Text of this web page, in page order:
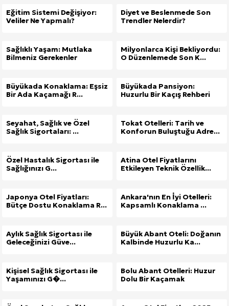
Eğitim Sistemi Değişiyor:
Veliler Ne Yapmalı?
Diyet ve Beslenmede Son
Trendler Nelerdir?
Sağlıklı Yaşam: Mutlaka
Bilmeniz Gerekenler
Milyonlarca Kişi Bekliyordu:
O Düzenlemede Son K...
Büyükada Konaklama: Eşsiz
Bir Ada Kaçamağı R...
Büyükada Pansiyon:
Huzurlu Bir Kaçış Rehberi
Seyahat, Sağlık ve Özel
Sağlık Sigortaları: ...
Tokat Otelleri: Tarih ve
Konforun Buluştuğu Adre...
Özel Hastalık Sigortası ile
Sağlığınızı G...
Atina Otel Fiyatlarını
Etkileyen Teknik Özellik...
Japonya Otel Fiyatları:
Bütçe Dostu Konaklama R...
Ankara'nın En İyi Otelleri:
Kapsamlı Konaklama ...
Aylık Sağlık Sigortası ile
Geleceğinizi Güve...
Büyük Abant Oteli: Doğanın
Kalbinde Huzurlu Ka...
Kişisel Sağlık Sigortası ile
Yaşamınızı G�...
Bolu Abant Otelleri: Huzur
Dolu Bir Kaçamak